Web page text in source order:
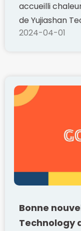
accueilli
de Yujiashan
2024-04-01
Bonne
Technology